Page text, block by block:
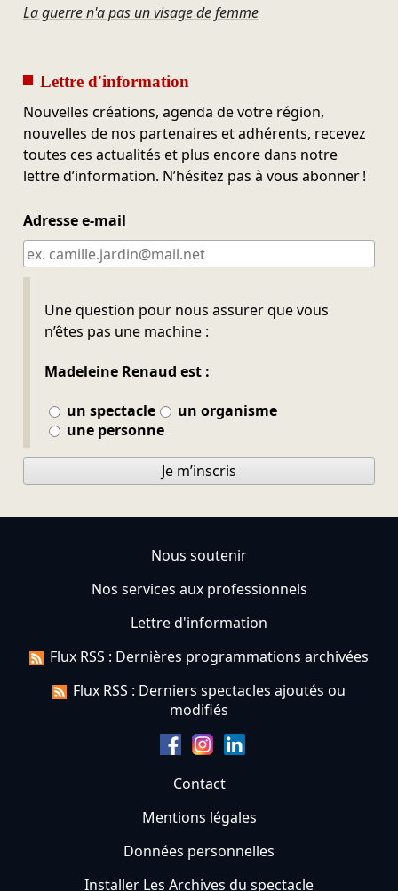
La guerre n'a pas un visage de femme
Lettre d'information
Nouvelles créations, agenda de votre région,
nouvelles de nos partenaires et adhérents, recevez
toutes ces actualités et plus encore dans notre
lettre d’information. N’hésitez pas à vous abonner !
Adresse e-mail
Une question pour nous assurer que vous
n’êtes pas une machine :
Madeleine Renaud est :
un spectacle
un organisme
une personne
Ne pas remplir
Je m’inscris
Nous soutenir
Nos services aux professionnels
Lettre d'information
Flux RSS : Dernières programmations archivées
Flux RSS : Derniers spectacles ajoutés ou
modifiés
Contact
Mentions légales
Données personnelles
Installer Les Archives du spectacle